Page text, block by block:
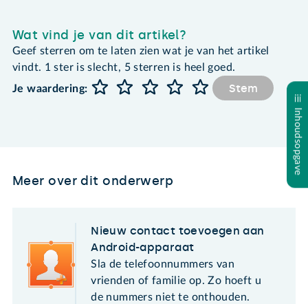
Inhoudsopgave
Wat vind je van dit artikel?
Geef sterren om te laten zien wat je van het artikel
vindt. 1 ster is slecht, 5 sterren is heel goed.
Je waardering:
Stem
Meer over dit onderwerp
Nieuw contact toevoegen aan
Android-apparaat
Sla de telefoonnummers van
vrienden of familie op. Zo hoeft u
de nummers niet te onthouden.